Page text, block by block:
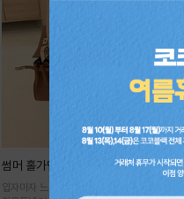
썸머 홀가먼트 니트
입자마자 느껴지는 고급스러움,